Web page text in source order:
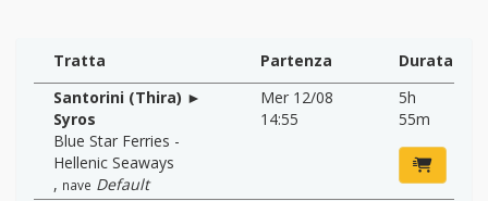
Tratta Partenza
Durata
Santorini (Thira) ►
Syros
Blue Star Ferries -
Hellenic Seaways
, nave Default
Mer 12/08
14:55
5h
55m